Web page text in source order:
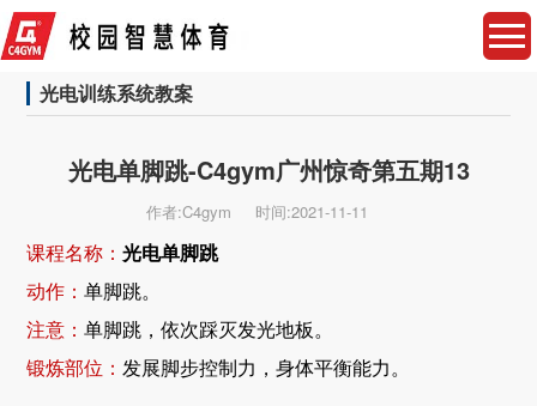
光电训练系统教案
光电单脚跳-C4gym广州惊奇第五期13
作者:C4gym 时间:2021-11-11
课程名称：光电单脚跳
动作：单脚跳。
注意：单脚跳，依次踩灭发光地板。
锻炼部位： 发展脚步控制力，身体平衡能力。